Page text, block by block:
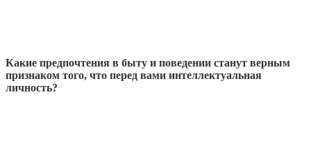
Какие предпочтения в быту и поведении станут верным
признаком того, что перед вами интеллектуальная
личность?